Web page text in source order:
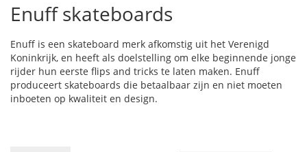
de
inhoud
Enuff skateboards
Enuff is een skateboard merk afkomstig uit het Verenigd
Koninkrijk, en heeft als doelstelling om elke beginnende jonge
rijder hun eerste flips and tricks te laten maken. Enuff
produceert skateboards die betaalbaar zijn en niet moeten
inboeten op kwaliteit en design.